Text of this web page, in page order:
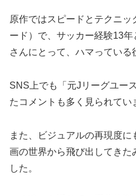
原作ではスピードとテクニ
ード）で、サッカー経験13
さんにとって、ハマっている
SNS上でも「元Jリーグユー
たコメントも多く見られてい
また、ビジュアルの再現度
画の世界から飛び出してきた
した。